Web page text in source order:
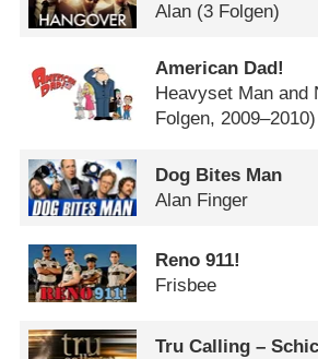
Alan (3 Folgen)
American Dad!
Heavyset Man and
Folgen, 2009–2010)
Dog Bites Man
Alan Finger
Reno 911!
Frisbee
Tru Calling –